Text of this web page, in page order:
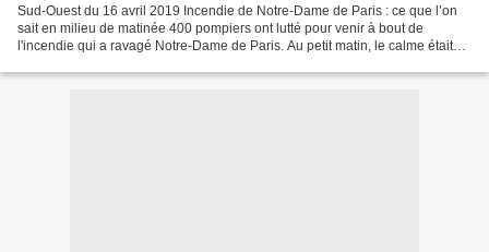
Sud-Ouest du 16 avril 2019 Incendie de Notre-Dame de Paris : ce que l’on
sait en milieu de matinée 400 pompiers ont lutté pour venir à bout de
l'incendie qui a ravagé Notre-Dame de Paris. Au petit matin, le calme était